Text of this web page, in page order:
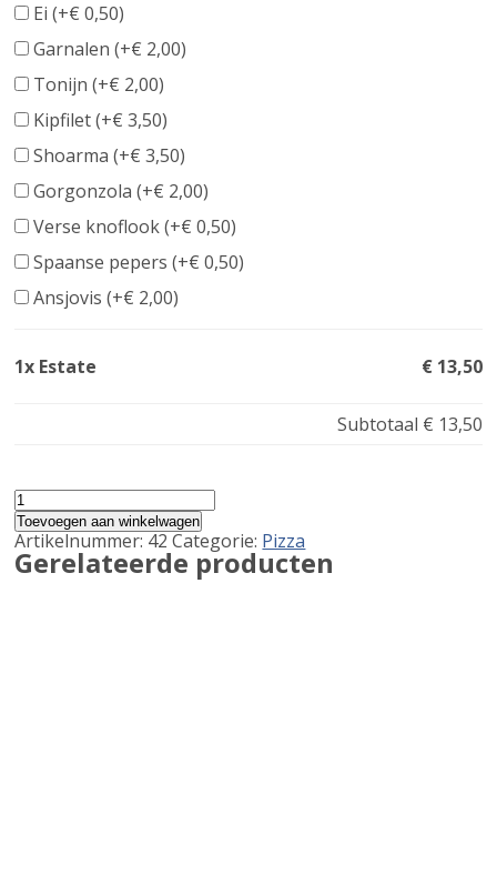
Ei (+€ 0,50)
Garnalen (+€ 2,00)
Tonijn (+€ 2,00)
Kipfilet (+€ 3,50)
Shoarma (+€ 3,50)
Gorgonzola (+€ 2,00)
Verse knoflook (+€ 0,50)
Spaanse pepers (+€ 0,50)
Ansjovis (+€ 2,00)
1x Estate € 13,50
Subtotaal € 13,50
Estate
aantal
Toevoegen aan winkelwagen
Artikelnummer: 42 Categorie: Pizza
Gerelateerde producten